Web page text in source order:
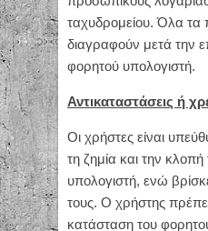
ταχυδρομείου. Όλα
διαγραφούν μετά την
φορητού υπολογιστή.
Αντικαταστάσεις ή
Οι χρήστες είναι
τη ζημία και την
υπολογιστή, ενώ
τους. Ο χρήστης
κατάσταση του